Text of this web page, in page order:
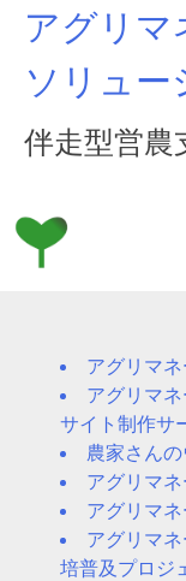
Skip
content
アグリマ
ソリュー
伴走型営農
アグリマ
アグリマ
サイト制作サ
農家さん
アグリマ
アグリマ
アグリマ
培普及プロジ